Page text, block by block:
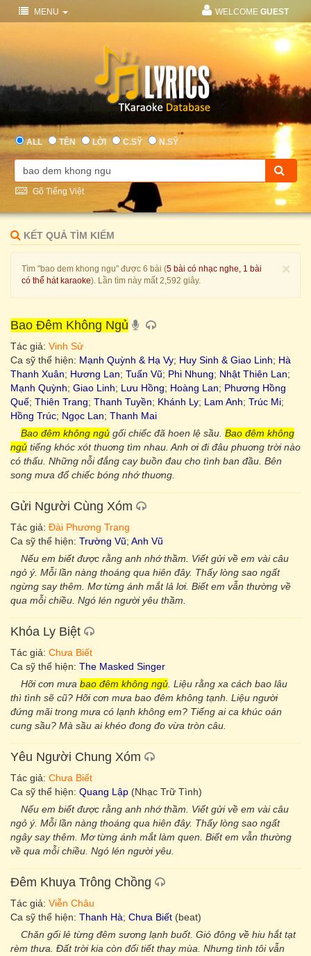
MENU WELCOME GUEST
ALL TÊN LỜI C.SỸ N.SỸ
Gõ Tiếng Việt
KẾT QUẢ TÌM KIẾM
×
Tìm "bao dem khong ngu" được 6 bài (5 bài có nhạc nghe, 1 bài
có thể hát karaoke). Lần tìm này mất 2,592 giây.
Bao Đêm Không Ngủ
Tác giả: Vinh Sử
Ca sỹ thể hiện: Mạnh Quỳnh & Hạ Vy; Huy Sinh & Giao Linh; Hà
Thanh Xuân; Hương Lan; Tuấn Vũ; Phi Nhung; Nhật Thiên Lan;
Mạnh Quỳnh; Giao Linh; Lưu Hồng; Hoàng Lan; Phương Hồng
Quế; Thiên Trang; Thanh Tuyền; Khánh Ly; Lam Anh; Trúc Mi;
Hồng Trúc; Ngọc Lan; Thanh Mai
Bao đêm không ngủ gối chiếc đã hoen lệ sầu. Bao đêm không
ngủ tiếng khóc xót thuơng tìm nhau. Anh ơi đi đâu phuơng trời nào
có thấu. Những nỗi đắng cay buồn đau cho tình ban đầu. Bên
song mưa đổ chiếc bóng nhớ thuơng.
Gửi Người Cùng Xóm
Tác giả: Đài Phương Trang
Ca sỹ thể hiện: Trường Vũ; Anh Vũ
Nếu em biết được rằng anh nhớ thầm. Viết gửi về em vài câu
ngỏ ý. Mỗi lần nàng thoáng qua hiên đây. Thấy lòng sao ngất
ngừng say thêm. Mơ từng ánh mắt lả lơi. Biết em vẫn thường về
qua mỗi chiều. Ngó lén người yêu thầm.
Khóa Ly Biệt
Tác giả: Chưa Biết
Ca sỹ thể hiện: The Masked Singer
Hỡi cơn mưa bao đêm không ngủ . Liệu rằng xa cách bao lâu
thì tình sẽ cũ? Hỡi cơn mưa bao đêm không tạnh. Liệu người
đứng mãi trong mưa có lạnh không em? Tiếng ai ca khúc oán
cung sầu? Mà sầu ai khéo đong đo vừa tròn câu.
Yêu Người Chung Xóm
Tác giả: Chưa Biết
Ca sỹ thể hiện: Quang Lập (Nhạc Trữ Tình)
Nếu em biết được rằng anh nhớ thầm. Viết gửi về em vài câu
ngỏ ý. Mỗi lần nàng thoáng qua hiên đây. Thấy lòng sao ngất
ngây say thêm. Mơ từng ánh mắt làm quen. Biết em vẫn thường
về qua mỗi chiều. Ngó lén người yêu.
Đêm Khuya Trông Chồng
Tác giả: Viễn Châu
Ca sỹ thể hiện: Thanh Hà; Chưa Biết (beat)
Chăn gối lẻ từng đêm sương lạnh buốt. Gió đông về hiu hắt tạt
rèm thưa. Đất trời kia còn đổi tiết thay mùa. Nhưng tình tôi vẫn